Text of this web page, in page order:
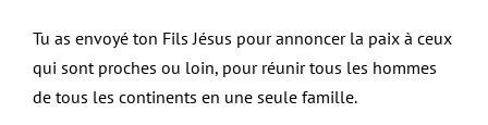
Tu as envoyé ton Fils Jésus pour annoncer la paix à ceux
qui sont proches ou loin, pour réunir tous les hommes
de tous les continents en une seule famille.